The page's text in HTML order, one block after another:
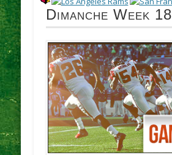
Dimanche Week 18